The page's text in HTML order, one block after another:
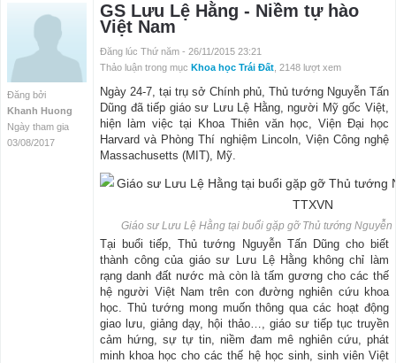
Đăng bởi
Khanh Huong
Ngày tham gia
03/08/2017
GS Lưu Lệ Hằng - Niềm tự hào
Việt Nam
Đăng lúc Thứ năm - 26/11/2015 23:21
Thảo luận trong mục Khoa học Trái Đất , 2148 lượt xem
Ngày 24-7, tại trụ sở Chính phủ, Thủ tướng Nguyễn Tấn
Dũng đã tiếp giáo sư Lưu Lệ Hằng, người Mỹ gốc Việt,
hiện làm việc tại Khoa Thiên văn học, Viện Đại học
Harvard và Phòng Thí nghiệm Lincoln, Viện Công nghệ
Massachusetts (MIT), Mỹ.
Giáo sư Lưu Lệ Hằng tại buổi gặp gỡ Thủ tướng Nguyễn
Tại buổi tiếp, Thủ tướng Nguyễn Tấn Dũng cho biết
thành công của giáo sư Lưu Lệ Hằng không chỉ làm
rạng danh đất nước mà còn là tấm gương cho các thế
hệ người Việt Nam trên con đường nghiên cứu khoa
học. Thủ tướng mong muốn thông qua các hoạt động
giao lưu, giảng dạy, hội thảo…, giáo sư tiếp tục truyền
cảm hứng, sự tự tin, niềm đam mê nghiên cứu, phát
minh khoa học cho các thế hệ học sinh, sinh viên Việt